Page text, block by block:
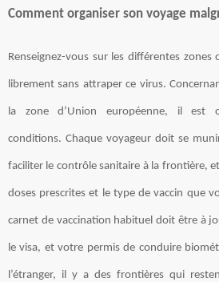
Comment organiser son voyage
Renseignez-vous sur les différentes
librement sans attraper ce virus.
la zone d’Union européenne, il est
conditions. Chaque voyageur doit se
faciliter le contrôle sanitaire à la frontière,
doses prescrites et le type de vaccin que
carnet de vaccination habituel doit être à
le visa, et votre permis de conduire
l’étranger, il y a des frontières qui